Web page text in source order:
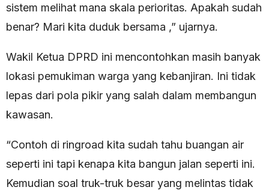
sistem melihat mana skala perioritas. Apakah sudah
benar? Mari kita duduk bersama ,” ujarnya.
Wakil Ketua DPRD ini mencontohkan masih banyak
lokasi pemukiman warga yang kebanjiran. Ini tidak
lepas dari pola pikir yang salah dalam membangun
kawasan.
“Contoh di ringroad kita sudah tahu buangan air
seperti ini tapi kenapa kita bangun jalan seperti ini.
Kemudian soal truk-truk besar yang melintas tidak